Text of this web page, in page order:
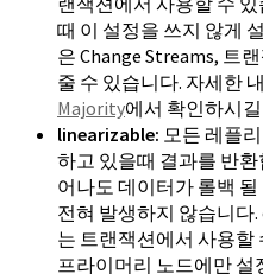
때 이 설정을 쓰지 않게
은 Change Streams, 트
줄 수 있습니다. 자세한
Majority에서 확인하시
linearizable: 모든 레플
하고 있을때 결과를 반
어나도 데이터가 롤백
전혀 발생하지 않습니다
는 트랜잭션에서 사용할
프라이머리 노드에만 설